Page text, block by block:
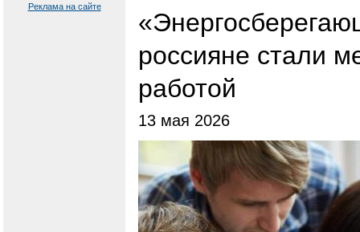
Реклама на сайте
россияне стали
работой
13 мая 2026